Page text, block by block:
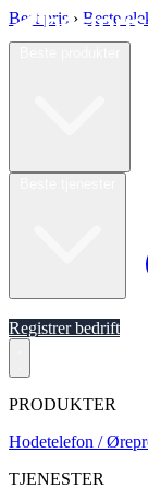
Registrer bedrift
PRODUKTER
Hodetelefon /
TJENESTER
Best pris › Beste